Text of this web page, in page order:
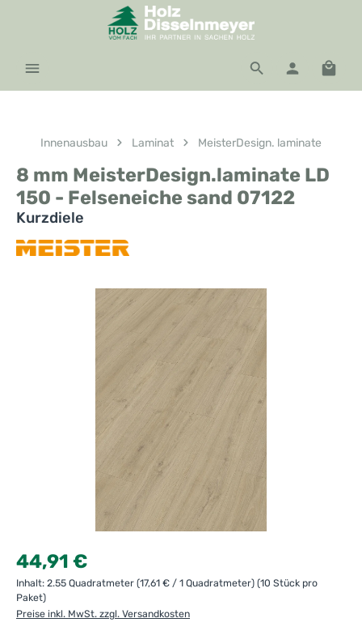
Zum Hauptinhalt springen
Innenausbau Laminat MeisterDesign. laminate
8 mm MeisterDesign.laminate LD
150 - Felseneiche sand 07122
Kurzdiele
Bildergalerie überspringen
Regulärer Preis:
44,91 €
Inhalt: 2.55 Quadratmeter (17,61 € / 1 Quadratmeter) (10 Stück pro
Paket)
Preise inkl. MwSt. zzgl. Versandkosten